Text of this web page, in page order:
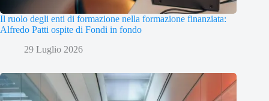
Il ruolo degli enti di formazione nella formazione finanziata:
Alfredo Patti ospite di Fondi in fondo
29 Luglio 2026